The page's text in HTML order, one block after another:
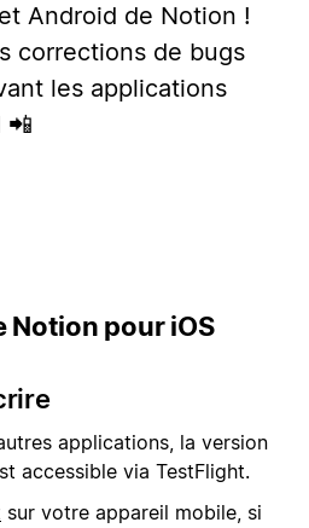
Android de Notion !
corrections de bugs
les applications
📲
Notion pour iOS
applications, la version
accessible via TestFlight.
sur votre appareil mobile, si